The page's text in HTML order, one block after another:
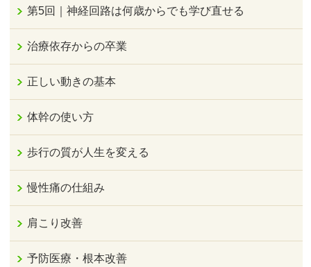
第5回｜神経回路は何歳からでも学び直せる
治療依存からの卒業
正しい動きの基本
体幹の使い方
歩行の質が人生を変える
慢性痛の仕組み
肩こり改善
予防医療・根本改善